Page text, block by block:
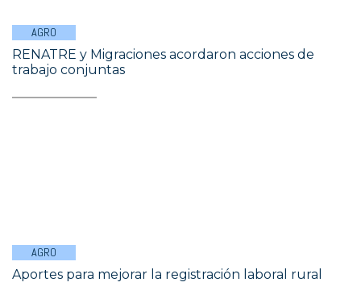
AGRO
RENATRE y Migraciones acordaron acciones de
trabajo conjuntas
AGRO
Aportes para mejorar la registración laboral rural